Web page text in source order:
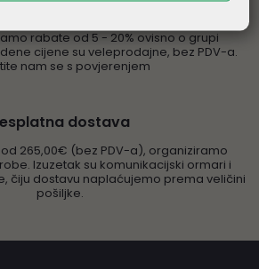
rabate od 5 - 20% ovisno o grupi
cijene su veleprodajne, bez PDV-a.
nam se s povjerenjem
dostava
265,00€ (bez PDV-a), organiziramo
Izuzetak su komunikacijski ormari i
čiju dostavu naplaćujemo prema veličini
pošiljke.